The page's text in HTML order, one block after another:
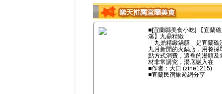
■[宜蘭縣美食小吃] 【宜蘭礁
溪】九鼎精緻
「九鼎精緻鍋膳」是宜蘭礁
九月新開的火鍋店，用餐採
點方式消費，這裡的湯頭及
材非常講究，湯底融入在
■作者：大口 (zine1215)
■宜蘭民宿旅遊網分享